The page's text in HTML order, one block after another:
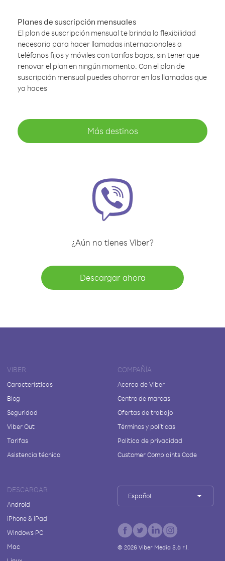
Planes de suscripción mensuales
El plan de suscripción mensual te brinda la flexibilidad
necesaria para hacer llamadas internacionales a
teléfonos fijos y móviles con tarifas bajas, sin tener que
renovar el plan en ningún momento. Con el plan de
suscripción mensual puedes ahorrar en las llamadas que
ya haces
Más destinos
¿Aún no tienes Viber?
Descargar ahora
VIBER
Características
Blog
Seguridad
Viber Out
Tarifas
Asistencia técnica
COMPAÑÍA
Acerca de Viber
Centro de marcas
Ofertas de trabajo
Términos y políticas
Política de privacidad
Customer Complaints Code
DESCARGAR
Android
iPhone & iPad
Windows PC
Mac
Español
© 2026Viber Media S.à r.l.